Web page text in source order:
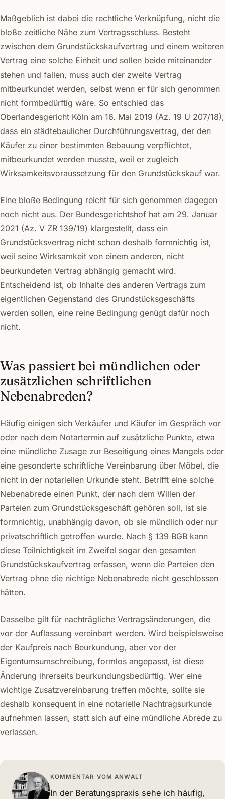
Maßgeblich ist dabei die rechtliche Verknüpfung, nicht die
bloße zeitliche Nähe zum Vertragsschluss. Besteht
zwischen dem Grundstückskaufvertrag und einem weiteren
Vertrag eine solche Einheit und sollen beide miteinander
stehen und fallen, muss auch der zweite Vertrag
mitbeurkundet werden, selbst wenn er für sich genommen
nicht formbedürftig wäre. So entschied das
Oberlandesgericht Köln am 16. Mai 2019 (Az. 19 U 207/18),
dass ein städtebaulicher Durchführungsvertrag, der den
Käufer zu einer bestimmten Bebauung verpflichtet,
mitbeurkundet werden musste, weil er zugleich
Wirksamkeitsvoraussetzung für den Grundstückskauf war.
Eine bloße Bedingung reicht für sich genommen dagegen
noch nicht aus. Der Bundesgerichtshof hat am 29. Januar
2021 (Az. V ZR 139/19) klargestellt, dass ein
Grundstücksvertrag nicht schon deshalb formnichtig ist,
weil seine Wirksamkeit von einem anderen, nicht
beurkundeten Vertrag abhängig gemacht wird.
Entscheidend ist, ob Inhalte des anderen Vertrags zum
eigentlichen Gegenstand des Grundstücksgeschäfts
werden sollen, eine reine Bedingung genügt dafür noch
nicht.
Was passiert bei mündlichen oder
zusätzlichen schriftlichen
Nebenabreden?
Häufig einigen sich Verkäufer und Käufer im Gespräch vor
oder nach dem Notartermin auf zusätzliche Punkte, etwa
eine mündliche Zusage zur Beseitigung eines Mangels oder
eine gesonderte schriftliche Vereinbarung über Möbel, die
nicht in der notariellen Urkunde steht. Betrifft eine solche
Nebenabrede einen Punkt, der nach dem Willen der
Parteien zum Grundstücksgeschäft gehören soll, ist sie
formnichtig, unabhängig davon, ob sie mündlich oder nur
privatschriftlich getroffen wurde. Nach § 139 BGB kann
diese Teilnichtigkeit im Zweifel sogar den gesamten
Grundstückskaufvertrag erfassen, wenn die Parteien den
Vertrag ohne die nichtige Nebenabrede nicht geschlossen
hätten.
Dasselbe gilt für nachträgliche Vertragsänderungen, die
vor der Auflassung vereinbart werden. Wird beispielsweise
der Kaufpreis nach Beurkundung, aber vor der
Eigentumsumschreibung, formlos angepasst, ist diese
Änderung ihrerseits beurkundungsbedürftig. Wer eine
wichtige Zusatzvereinbarung treffen möchte, sollte sie
deshalb konsequent in eine notarielle Nachtragsurkunde
aufnehmen lassen, statt sich auf eine mündliche Abrede zu
verlassen.
KOMMENTAR VOM ANWALT
In der Beratungspraxis sehe ich häufig,